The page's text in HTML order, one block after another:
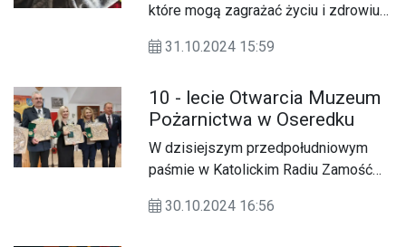
które mogą zagrażać życiu i zdrowiu
wszystkich obywateli o czujność i
31.10.2024 15:59
10 - lecie Otwarcia Muzeum
Pożarnictwa w Oseredku
W dzisiejszym przedpołudniowym
paśmie w Katolickim Radiu Zamość
10 - lecia otwarcia Muzeum
30.10.2024 16:56